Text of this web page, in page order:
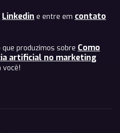
Linkedin e entre em contato
produzimos sobre Como
artificial no marketing
você!